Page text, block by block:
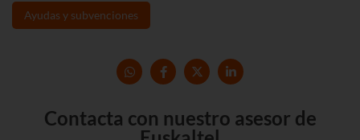
Ayudas y subvenciones
Contacta con nuestro asesor de